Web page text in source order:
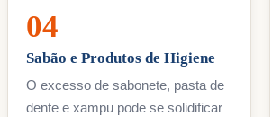
04
Sabão e Produtos de Higiene
O excesso de sabonete, pasta de
dente e xampu pode se solidificar